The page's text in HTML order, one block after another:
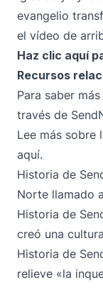
evangelio
el vídeo de
Haz clic aquí
Recursos
Para saber
través de
Lee más sobre
aquí.
Historia de
Norte llamado
Historia de
creó una
Historia de
relieve «la